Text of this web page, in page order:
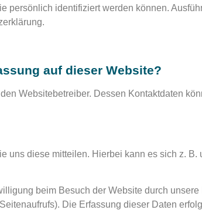
persönlich identifiziert werden können.
auf dieser Website?
Websitebetreiber. Dessen Kontaktdaten
uns diese mitteilen. Hierbei kann es sich z.
beim Besuch der Website durch
Die Erfassung dieser Daten